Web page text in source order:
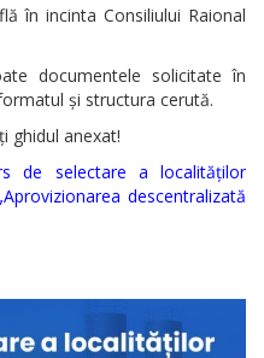
în incinta Consiliului Raional
documentele solicitate în
și structura cerută.
ghidul anexat!
de selectare a localităților
descentralizată